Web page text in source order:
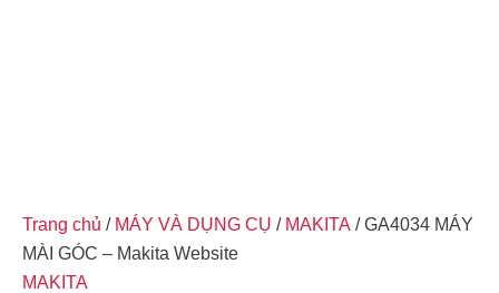
Trang chủ / MÁY VÀ DỤNG CỤ / MAKITA / GA4034 MÁY
MÀI GÓC – Makita Website
MAKITA